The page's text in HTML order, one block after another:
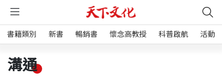
書籍類別 新書 暢銷書 懷念高教授 科普啟航 活動
溝通